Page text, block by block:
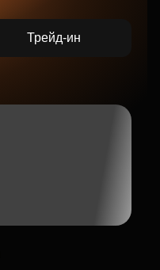
Трейд-ин